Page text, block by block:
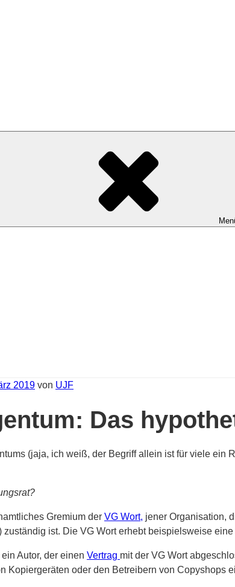
2019 von UJF
Das
(jaja, ich weiß, der Begriff allein ist für viele
Gremium der VG Wort, jener Organisation,
ist. Die VG Wort erhebt beispielsweise
Autor, der einen Vertrag mit der VG Wort
Kopiergeräten oder den Betreibern von Copyshops